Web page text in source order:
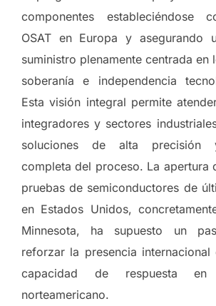
componentes estableciéndose
OSAT en Europa y asegurando
suministro plenamente centrada en
soberanía e independencia
Esta visión integral permite
integradores y sectores
soluciones de alta precisión
completa del proceso. La apertura
pruebas de semiconductores de
en Estados Unidos,
Minnesota, ha supuesto un
reforzar la presencia
capacidad de respuesta
norteamericano.